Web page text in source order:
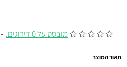
מובסס על 0 דירוגים. -
תאור המוצר